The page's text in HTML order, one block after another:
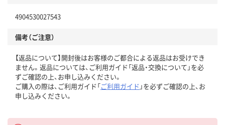
4904530027543
備考（ご注意）
【返品について】開封後はお客様のご都合による返品はお受けでき
ません。返品については、ご利用ガイド「返品・交換について」を必
ずご確認の上、お申し込みください。
ご購入の際は、ご利用ガイド「ご利用ガイド 」を必ずご確認の上、お
申し込みください。